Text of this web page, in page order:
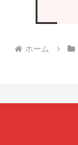
ホーム